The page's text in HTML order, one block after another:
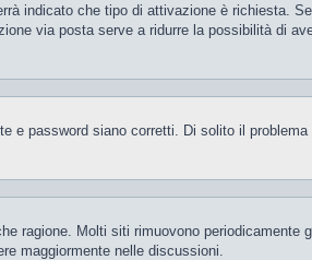
indicato che tipo di attivazione è richiesta.
via posta serve a ridurre la possibilità di
password siano corretti. Di solito il
ragione. Molti siti rimuovono
maggiormente nelle discussioni.